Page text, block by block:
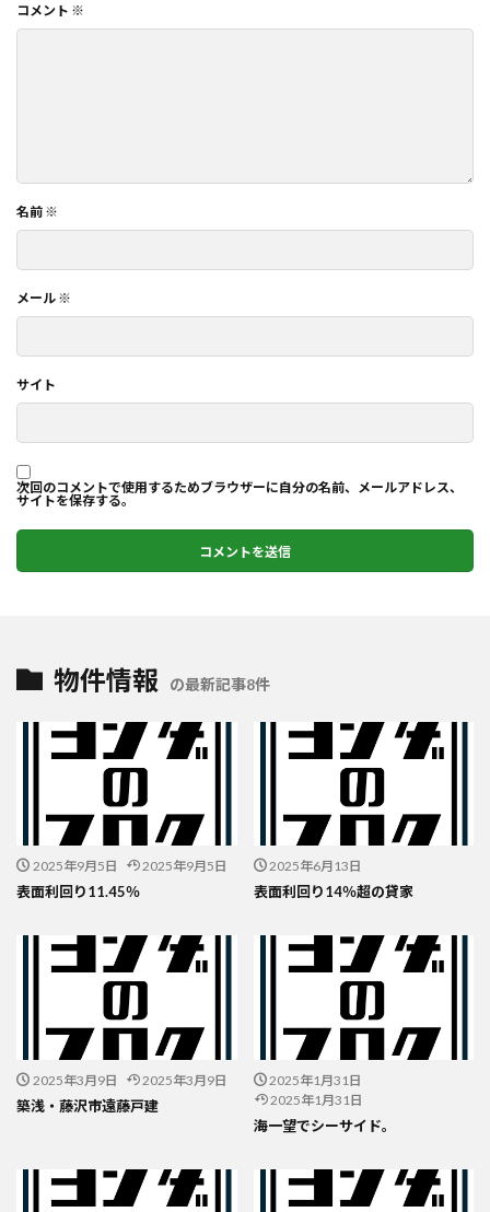
コメント ※
名前 ※
メール ※
サイト
次回のコメントで使用するためブラウザーに自分の名前、メールアドレス、
サイトを保存する。
物件情報 の最新記事8件
2025年9月5日 2025年9月5日
表面利回り11.45％
2025年6月13日
表面利回り14％超の貸家
2025年3月9日 2025年3月9日
築浅・藤沢市遠藤戸建
2025年1月31日
2025年1月31日
海一望でシーサイド。